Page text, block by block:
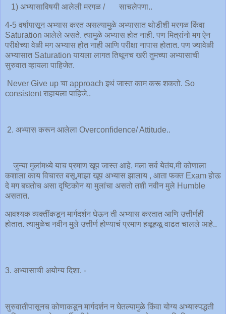
1) अभ्यासाविषयी आलेली मरगळ / साचलेपणा..
4-5 वर्षांपासून अभ्यास करत असल्यामुळे अभ्यासात थोडीशी मरगळ किंवा
Saturation आलेले असते. त्यामुळे अभ्यास होत नाही. पण मित्रांनो मग ऐन
परीक्षेच्या वेळी मग अभ्यास होत नाही आणि परीक्षा नापास होतात. पण ज्यावेळी
अभ्यासात Saturation यायला लागत तिथूनच खरी तुमच्या अभ्यासाची
सुरुवात व्हायला पाहिजेत.
Never Give up चा approach इथं जास्त काम करू शकतो. So
consistent राहायला पाहिजे..
2. अभ्यास करून आलेला Overconfidence/ Attitude..
जुन्या मुलांमध्ये याच प्रमाण खूप जास्त आहे. मला सर्व येतंय,मी कोणाला
कशाला काय विचारत बसू,माझा खूप अभ्यास झालाय , आता फक्त Exam होऊ
दे मग बघतोच असा दृष्टिकोन या मुलांचा असतो तशी नवीन मुले Humble
असतात.
आवश्यक व्यक्तींकडून मार्गदर्शन घेऊन ती अभ्यास करतात आणि उत्तीर्णही
होतात. त्यामुळेच नवीन मुले उत्तीर्ण होण्याचं प्रमाण हळूहळू वाढत चालले आहे..
3. अभ्यासाची अयोग्य दिशा. -
सुरुवातीपासूनच कोणाकडून मार्गदर्शन न घेतल्यामुळे किंवा योग्य अभ्यास्पद्धती